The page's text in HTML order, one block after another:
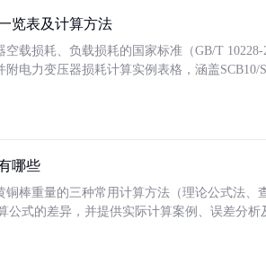
览表及计算方法
载损耗、负载损耗的国家标准（GB/T
电力变压器损耗计算实例表格，涵盖
哪些
铜棒重量的三种常用计算方法（理论公式法、
公式的差异，并提供实际计算案例、误差分